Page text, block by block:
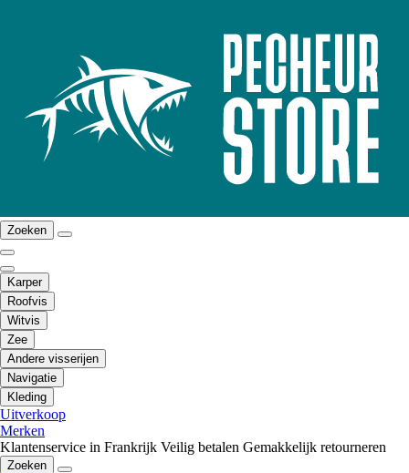
Zoeken
Karper
Roofvis
Witvis
Zee
Andere visserijen
Navigatie
Kleding
Uitverkoop
Merken
Klantenservice in Frankrijk Veilig betalen Gemakkelijk retourneren
Zoeken